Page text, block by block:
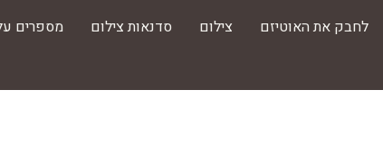
לחבק את האוטיזם צילום סדנאות צילום מספרים